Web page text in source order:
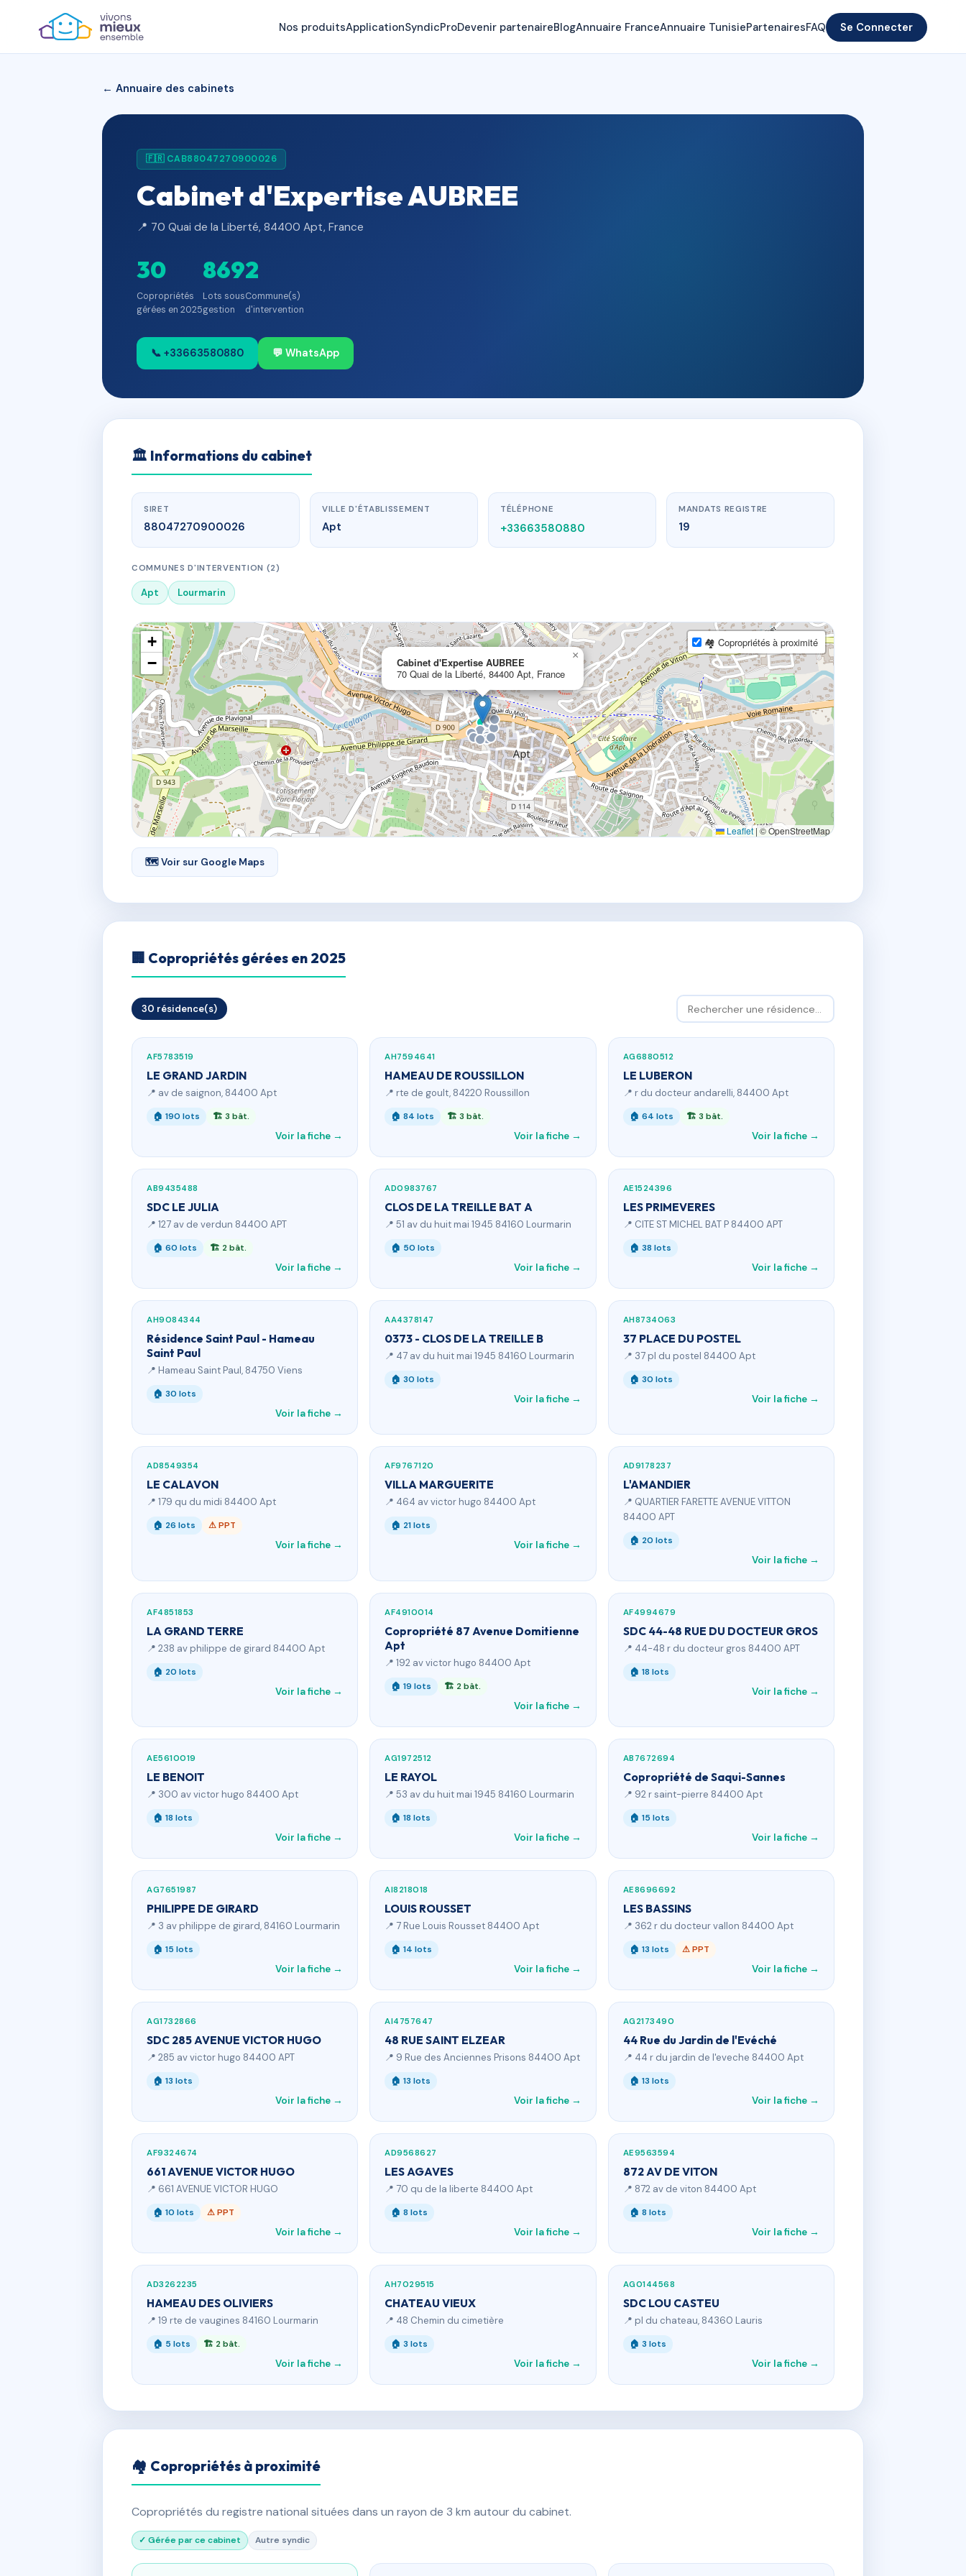
Nos produitsApplicationSyndicProDevenir partenaireBlogAnnuaire FranceAnnuaire TunisiePartenairesFAQ Se Connecter
← Annuaire des cabinets
🇫🇷 CAB88047270900026
Cabinet d'Expertise AUBREE
📍 70 Quai de la Liberté, 84400 Apt, France
30
Copropriétés
gérées en 2025
869
Lots sous
gestion
2
Commune(s)
d'intervention
📞 +33663580880 💬 WhatsApp
🏛 Informations du cabinet
SIRET
88047270900026
VILLE D'ÉTABLISSEMENT
Apt
TÉLÉPHONE
+33663580880
MANDATS REGISTRE
19
COMMUNES D'INTERVENTION (2)
Apt Lourmarin
Cabinet d'Expertise AUBREE
70 Quai de la Liberté, 84400 Apt, France
×
+
−
🏘 Copropriétés à proximité
Leaflet |© OpenStreetMap
🗺 Voir sur Google Maps
🏢 Copropriétés gérées en 2025
30 résidence(s)
AF5783519
LE GRAND JARDIN
📍 av de saignon, 84400 Apt
🏠 190 lots 🏗 3 bât.
Voir la fiche →
AH7594641
HAMEAU DE ROUSSILLON
📍 rte de goult, 84220 Roussillon
🏠 84 lots 🏗 3 bât.
Voir la fiche →
AG6880512
LE LUBERON
📍 r du docteur andarelli, 84400 Apt
🏠 64 lots 🏗 3 bât.
Voir la fiche →
AB9435488
SDC LE JULIA
📍 127 av de verdun 84400 APT
🏠 60 lots 🏗 2 bât.
Voir la fiche →
AD0983767
CLOS DE LA TREILLE BAT A
📍 51 av du huit mai 1945 84160 Lourmarin
🏠 50 lots
Voir la fiche →
AE1524396
LES PRIMEVERES
📍 CITE ST MICHEL BAT P 84400 APT
🏠 38 lots
Voir la fiche →
AH9084344
Résidence Saint Paul - Hameau
Saint Paul
📍 Hameau Saint Paul, 84750 Viens
🏠 30 lots
Voir la fiche →
AA4378147
0373 - CLOS DE LA TREILLE B
📍 47 av du huit mai 1945 84160 Lourmarin
🏠 30 lots
Voir la fiche →
AH8734063
37 PLACE DU POSTEL
📍 37 pl du postel 84400 Apt
🏠 30 lots
Voir la fiche →
AD8549354
LE CALAVON
📍 179 qu du midi 84400 Apt
🏠 26 lots ⚠ PPT
Voir la fiche →
AF9767120
VILLA MARGUERITE
📍 464 av victor hugo 84400 Apt
🏠 21 lots
Voir la fiche →
AD9178237
L'AMANDIER
📍 QUARTIER FARETTE AVENUE VITTON
84400 APT
🏠 20 lots
Voir la fiche →
AF4851853
LA GRAND TERRE
📍 238 av philippe de girard 84400 Apt
🏠 20 lots
Voir la fiche →
AF4910014
Copropriété 87 Avenue Domitienne
Apt
📍 192 av victor hugo 84400 Apt
🏠 19 lots 🏗 2 bât.
Voir la fiche →
AF4994679
SDC 44-48 RUE DU DOCTEUR GROS
📍 44-48 r du docteur gros 84400 APT
🏠 18 lots
Voir la fiche →
AE5610019
LE BENOIT
📍 300 av victor hugo 84400 Apt
🏠 18 lots
Voir la fiche →
AG1972512
LE RAYOL
📍 53 av du huit mai 1945 84160 Lourmarin
🏠 18 lots
Voir la fiche →
AB7672694
Copropriété de Saqui-Sannes
📍 92 r saint-pierre 84400 Apt
🏠 15 lots
Voir la fiche →
AG7651987
PHILIPPE DE GIRARD
📍 3 av philippe de girard, 84160 Lourmarin
🏠 15 lots
Voir la fiche →
AI8218018
LOUIS ROUSSET
📍 7 Rue Louis Rousset 84400 Apt
🏠 14 lots
Voir la fiche →
AE8696692
LES BASSINS
📍 362 r du docteur vallon 84400 Apt
🏠 13 lots ⚠ PPT
Voir la fiche →
AG1732866
SDC 285 AVENUE VICTOR HUGO
📍 285 av victor hugo 84400 APT
🏠 13 lots
Voir la fiche →
AI4757647
48 RUE SAINT ELZEAR
📍 9 Rue des Anciennes Prisons 84400 Apt
🏠 13 lots
Voir la fiche →
AG2173490
44 Rue du Jardin de l'Evéché
📍 44 r du jardin de l'eveche 84400 Apt
🏠 13 lots
Voir la fiche →
AF9324674
661 AVENUE VICTOR HUGO
📍 661 AVENUE VICTOR HUGO
🏠 10 lots ⚠ PPT
Voir la fiche →
AD9568627
LES AGAVES
📍 70 qu de la liberte 84400 Apt
🏠 8 lots
Voir la fiche →
AE9563594
872 AV DE VITON
📍 872 av de viton 84400 Apt
🏠 8 lots
Voir la fiche →
AD3262235
HAMEAU DES OLIVIERS
📍 19 rte de vaugines 84160 Lourmarin
🏠 5 lots 🏗 2 bât.
Voir la fiche →
AH7029515
CHATEAU VIEUX
📍 48 Chemin du cimetière
🏠 3 lots
Voir la fiche →
AG0144568
SDC LOU CASTEU
📍 pl du chateau, 84360 Lauris
🏠 3 lots
Voir la fiche →
🏘 Copropriétés à proximité
Copropriétés du registre national situées dans un rayon de 3 km autour du cabinet.
✓ Gérée par ce cabinet Autre syndic